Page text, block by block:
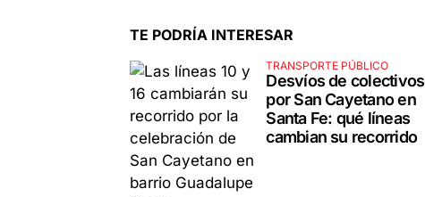
TE PODRÍA INTERESAR
TRANSPORTE PÚBLICO
Desvíos de colectivos
por San Cayetano en
Santa Fe: qué líneas
cambian su recorrido